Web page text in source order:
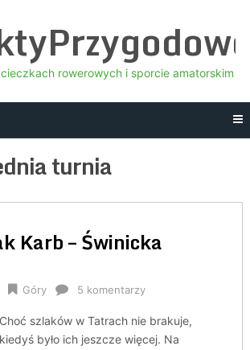
rowerowych i sporcie amatorskim
turnia
Karb – Świnicka
Góry 5 komentarzy
Choć szlaków w Tatrach nie brakuje,
kiedyś było ich jeszcze więcej. Na